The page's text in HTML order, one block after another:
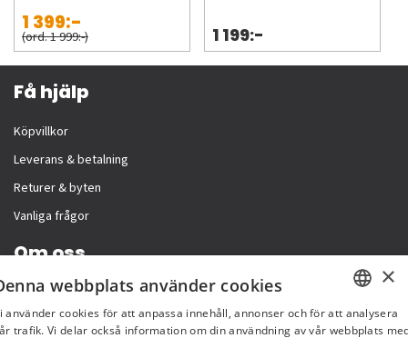
1 399:-
(ord. 1 999:-) 1 199:-
Få hjälp
Köpvillkor
Leverans & betalning
Returer & byten
Vanliga frågor
Om oss
Företagsinformation
SWEDISH
×
webbplats använder cookies
använder cookies för att anpassa innehåll, annonser och för att analysera
trafik. Vi delar också information om din användning av vår webbplats